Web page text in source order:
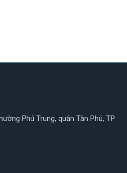
Phú Trung, quận Tân Phú, TP